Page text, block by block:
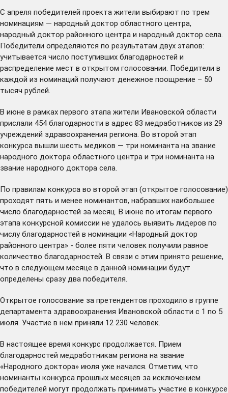
С апреля победителей проекта жители выбирают по трем
номинациям — народный доктор областного центра,
народный доктор районного центра и народный доктор села.
Победители определяются по результатам двух этапов:
учитывается число поступивших благодарностей и
распределение мест в открытом голосовании. Победители в
каждой из номинаций получают денежное поощрение – 50
тысяч рублей.
В июне в рамках первого этапа жители Ивановской области
прислали 454 благодарности в адрес 83 медработников из 29
учреждений здравоохранения региона. Во второй этап
конкурса вышли шесть медиков — три номинанта на звание
народного доктора областного центра и три номинанта на
звание народного доктора села.
По правилам конкурса во второй этап (открытое голосование)
проходят пять и менее номинантов, набравших наибольшее
число благодарностей за месяц. В июне по итогам первого
этапа конкурсной комиссии не удалось выявить лидеров по
числу благодарностей в номинации «Народный доктор
районного центра» - более пяти человек получили равное
количество благодарностей. В связи с этим принято решение,
что в следующем месяце в данной номинации будут
определены сразу два победителя.
Открытое голосование за претендентов проходило в группе
департамента здравоохранения Ивановской области с 1 по 5
июля. Участие в нем приняли 12 230 человек.
В настоящее время конкурс продолжается. Прием
благодарностей медработникам региона на звание
«Народного доктора» июля уже начался. Отметим, что
номинанты конкурса прошлых месяцев за исключением
победителей могут продолжать принимать участие в конкурсе